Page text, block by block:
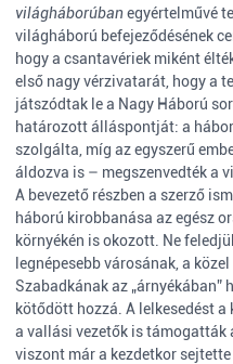
világháborúbanegyértelművé
világháború befejeződésének
hogy a csantavériek miként
első nagy vérzivatarát, hogy a
játszódtak le a Nagy Háború
határozott álláspontját: a
szolgálta, míg az egyszerű
áldozva is – megszenvedték a
A bevezető részben a szerző
háború kirobbanása az egész
környékén is okozott. Ne
legnépesebb városának, a
Szabadkának az „árnyékában”
kötődött hozzá. A lelkesedést
a vallási vezetők is támogatták
viszont már a kezdetkor